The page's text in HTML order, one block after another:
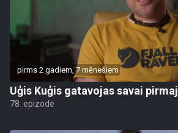
pirms 2 gadiem, 7 mēnešiem
Uģis Kuģis gatavojas savai
78. epizode